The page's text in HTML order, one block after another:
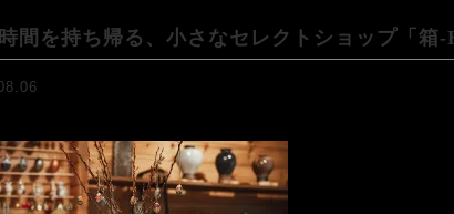
間を持ち帰る、小さなセレクトショップ「箱-